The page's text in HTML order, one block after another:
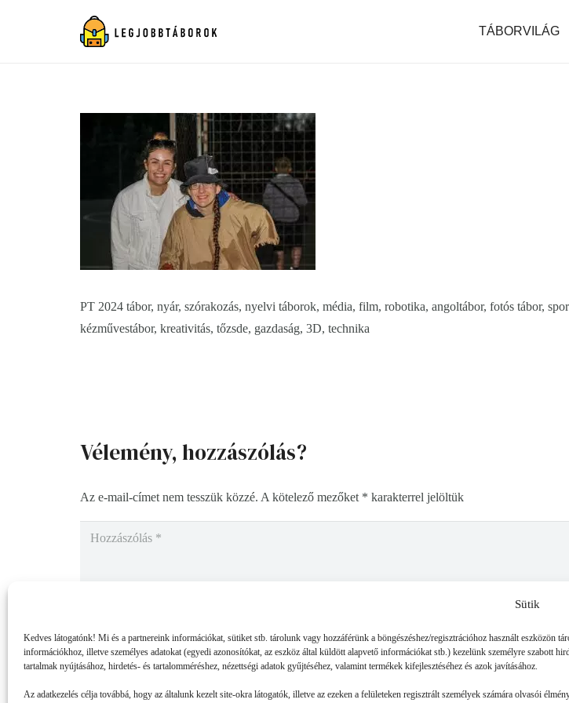
Sütik
Kedves látogatónk! Mi és a partnereink információkat, sütiket stb. tárolunk vagy hozzáférünk a böngészéshez/regisztrációhoz használt eszközön
információkhoz, illetve személyes adatokat (egyedi azonosítókat, az eszköz által küldött alapvető információkat stb.) kezelünk személyre szabott
tartalmak nyújtásához, hirdetés- és tartalomméréshez, nézettségi adatok gyűjtéséhez, valamint termékek kifejlesztéséhez és azok javításához.
Az adatkezelés célja továbbá, hogy az általunk kezelt site-okra látogatók, illetve az ezeken a felületeken regisztrált személyek számára olvasói
TÁBORVILÁG
PT 2024 tábor, nyár, szórakozás, nyelvi táborok, média, film, robotika, angoltábor, fotós tábor,
kézművestábor, kreativitás, tőzsde, gazdaság, 3D, technika
Vélemény, hozzászólás?
Az e-mail-címet nem tesszük közzé. A kötelező mezőket * karakterrel jelöltük